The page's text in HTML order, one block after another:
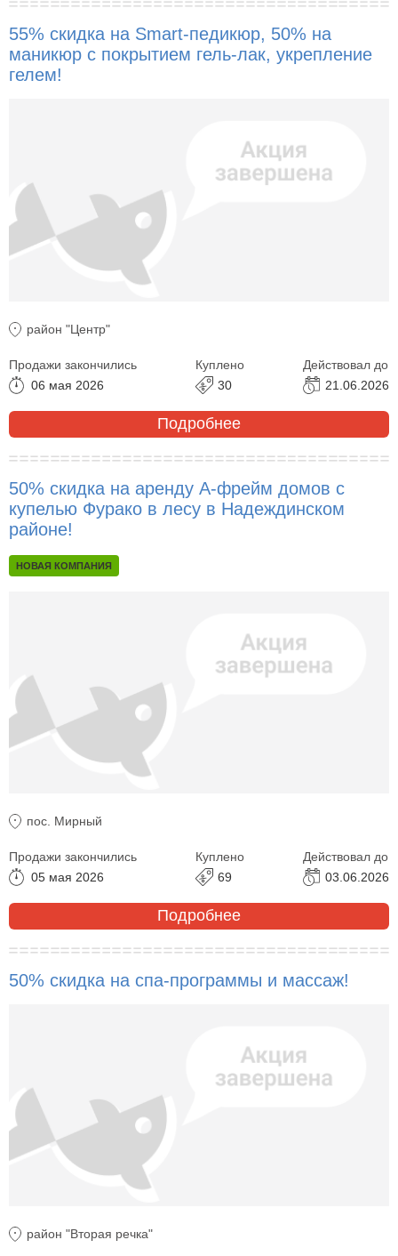
55% скидка на Smart-педикюр, 50% на
маникюр с покрытием гель-лак, укрепление
гелем!
район "Центр"
Продажи закончились
06 мая 2026
Куплено
30
Действовал до
21.06.2026
Подробнее
50% скидка на аренду А-фрейм домов с
купелью Фурако в лесу в Надеждинском
районе!
НОВАЯ КОМПАНИЯ
пос. Мирный
Продажи закончились
05 мая 2026
Куплено
69
Действовал до
03.06.2026
Подробнее
50% скидка на спа-программы и массаж!
район "Вторая речка"